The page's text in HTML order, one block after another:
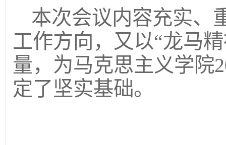
本次会议内容充实、
工作方向，又以“龙马
量，为马克思主义学院
定了坚实基础。